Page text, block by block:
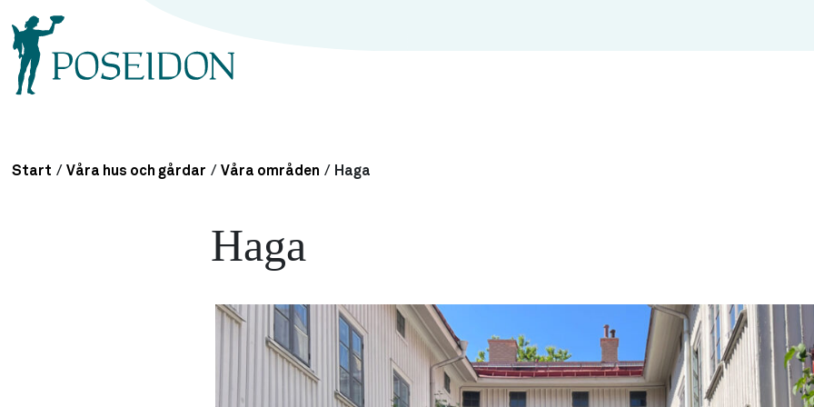
Start / Våra hus och gårdar / Våra områden / Haga
Haga